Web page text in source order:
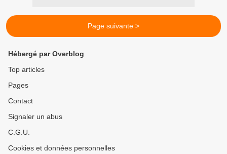
Page suivante >
Hébergé par Overblog
Top articles
Pages
Contact
Signaler un abus
C.G.U.
Cookies et données personnelles